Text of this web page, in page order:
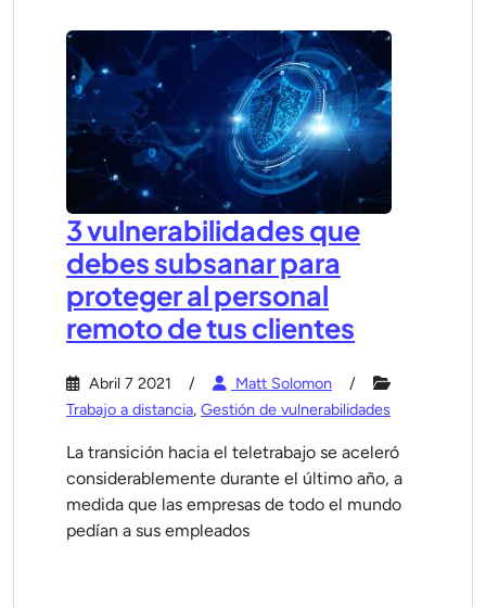
3 vulnerabilidades que
debes subsanar para
proteger al personal
remoto de tus clientes
Abril 7 2021
Matt Solomon
Trabajo a distancia, Gestión de vulnerabilidades
La transición hacia el teletrabajo se aceleró
considerablemente durante el último año, a
medida que las empresas de todo el mundo
pedían a sus empleados